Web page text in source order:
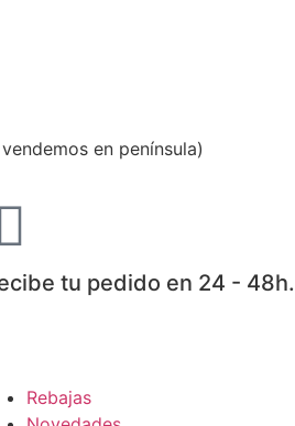
en península)
tu pedido en 24 - 48h.
Rebajas